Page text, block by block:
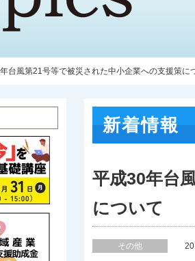
台風第21号等で被災された中小企業への支援策に
新着情報
平成30年台
について
その他